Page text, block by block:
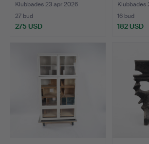
Klubbades 23 apr 2026
27 bud
275 USD
Klubbades
16 bud
182 USD